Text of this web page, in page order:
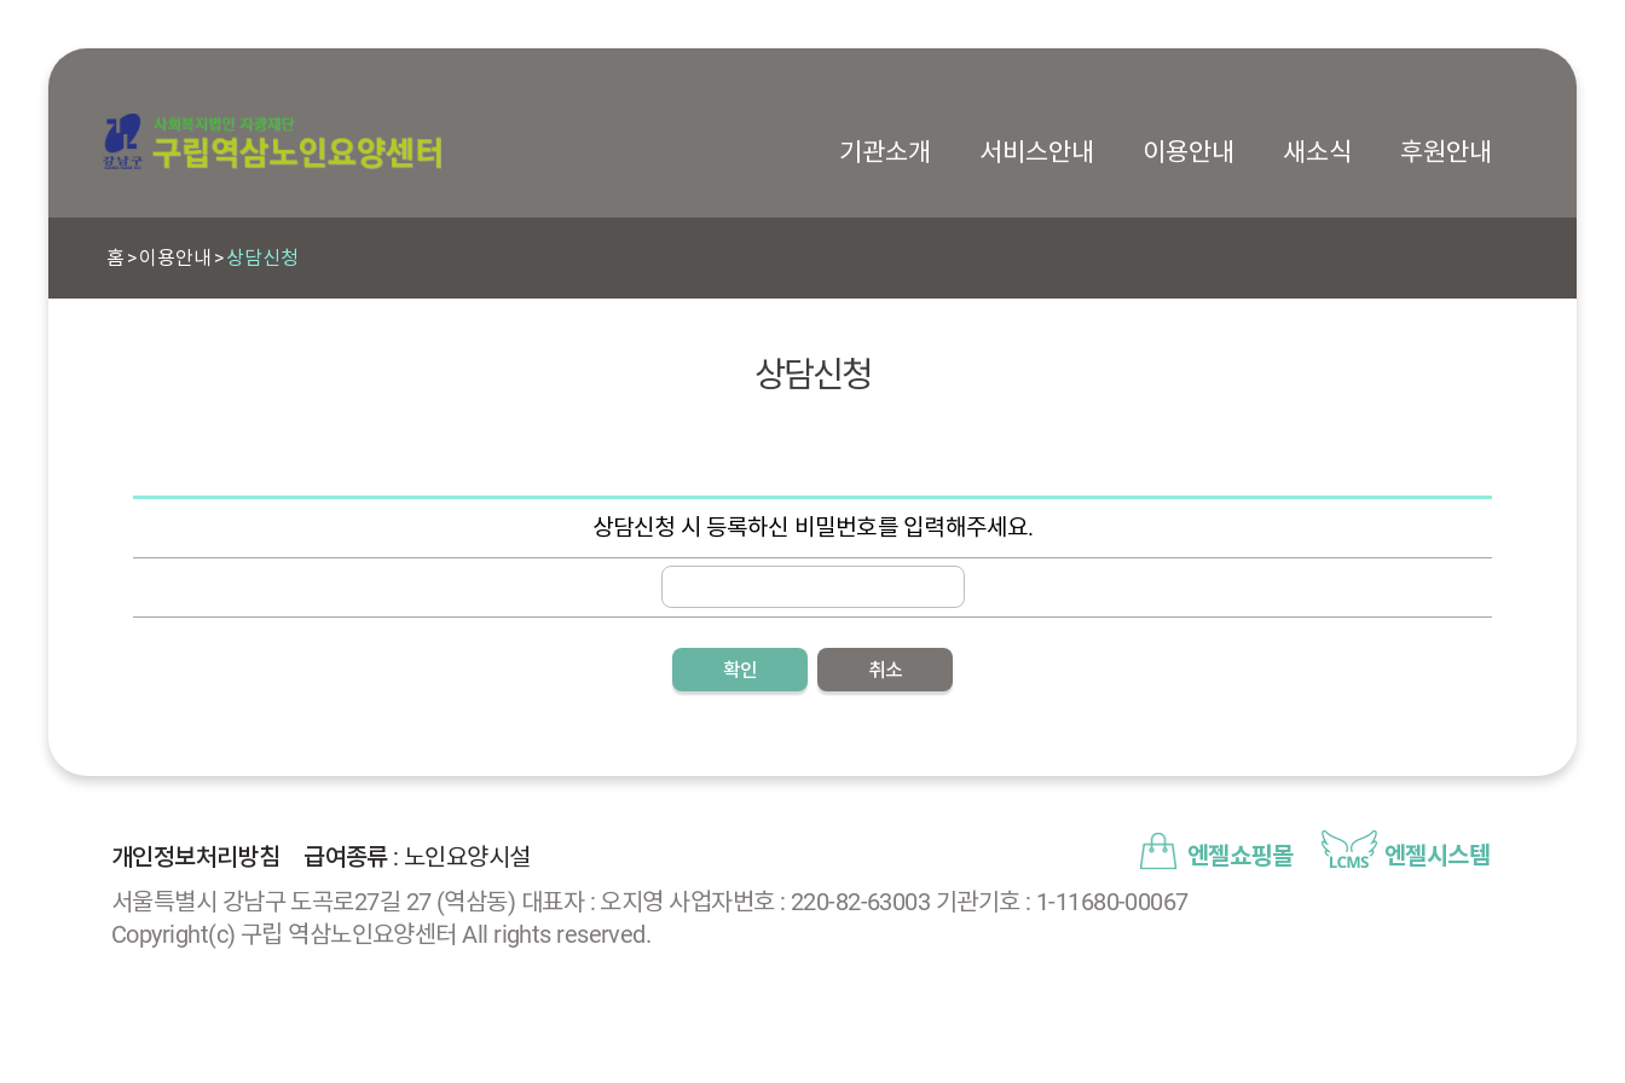
기관소개 서비스안내 이용안내 새소식 후원안내
홈 이용안내 상담신청
상담신청
상담신청 시 등록하신 비밀번호를 입력해주세요.
확인 취소
엔젤쇼핑몰 엔젤시스템
개인정보처리방침 급여종류 : 노인요양시설
서울특별시 강남구 도곡로27길 27 (역삼동) 대표자 : 오지영 사업자번호 : 220-82-63003 기관기호 : 1-11680-00067
Copyright(c) 구립 역삼노인요양센터 All rights reserved.